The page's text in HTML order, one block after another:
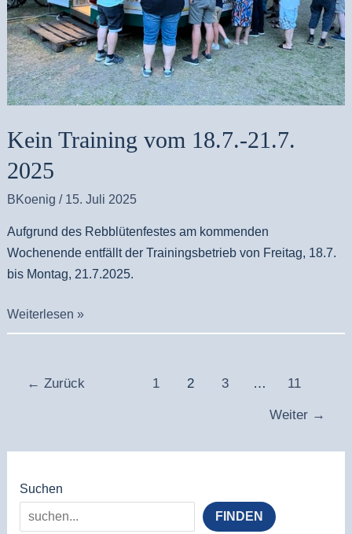
Kein Training vom 18.7.-21.7.
2025
BKoenig / 15. Juli 2025
Aufgrund des Rebblütenfestes am kommenden
Wochenende entfällt der Trainingsbetrieb von Freitag, 18.7.
bis Montag, 21.7.2025.
Weiterlesen »
← Zurück 1 2 3 … 11
Weiter →
Suchen
FINDEN